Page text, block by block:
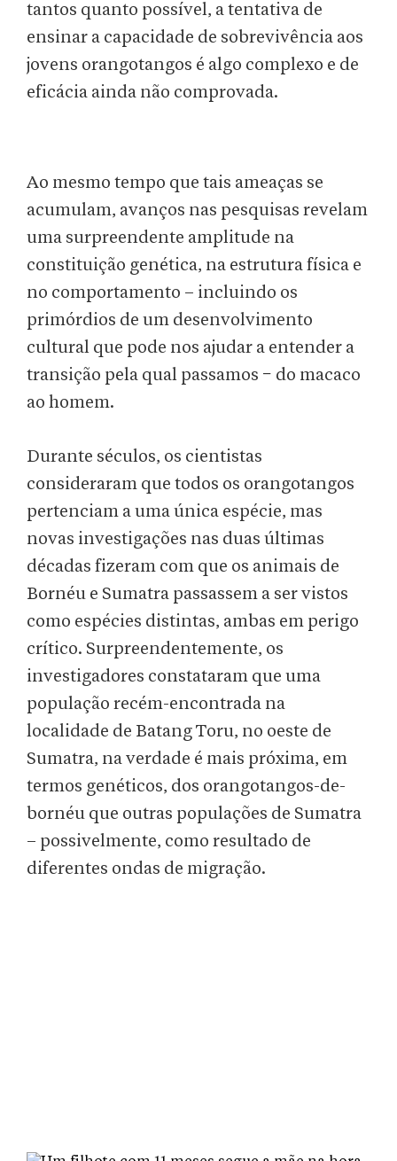
tantos quanto possível, a tentativa de
ensinar a capacidade de sobrevivência aos
jovens orangotangos é algo complexo e de
eficácia ainda não comprovada.
Ao mesmo tempo que tais ameaças se
acumulam, avanços nas pesquisas revelam
uma surpreendente amplitude na
constituição genética, na estrutura física e
no comportamento – incluindo os
primórdios de um desenvolvimento
cultural que pode nos ajudar a entender a
transição pela qual passamos − do macaco
ao homem.
Durante séculos, os cientistas
consideraram que todos os orangotangos
pertenciam a uma única espécie, mas
novas investigações nas duas últimas
décadas fizeram com que os animais de
Bornéu e Sumatra passassem a ser vistos
como espécies distintas, ambas em perigo
crítico. Surpreendentemente, os
investigadores constataram que uma
população recém-encontrada na
localidade de Batang Toru, no oeste de
Sumatra, na verdade é mais próxima, em
termos genéticos, dos orangotangos-de-
bornéu que outras populações de Sumatra
– possivelmente, como resultado de
diferentes ondas de migração.